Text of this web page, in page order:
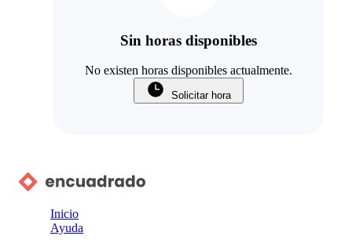
Sin horas disponibles
No existen horas disponibles actualmente.
Solicitar hora
Inicio
Ayuda